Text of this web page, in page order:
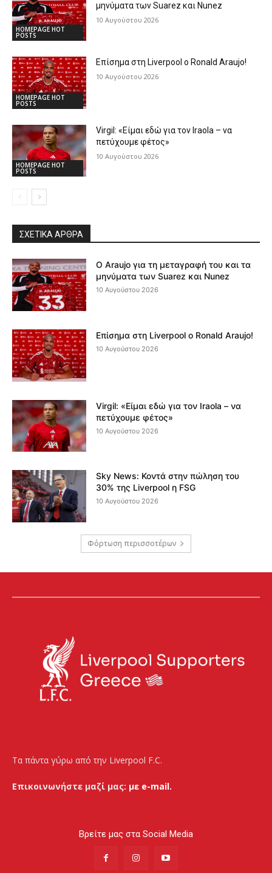
HOMEPAGE HOT
POSTS
μηνύματα των Suarez και Nunez
10 Αυγούστου 2026
HOMEPAGE HOT
POSTS
Επίσημα στη Liverpool ο Ronald Araujo!
10 Αυγούστου 2026
HOMEPAGE HOT
POSTS
Virgil: «Είμαι εδώ για τον Iraola – να
πετύχουμε φέτος»
10 Αυγούστου 2026
ΣΧΕΤΙΚΆ ΆΡΘΡΑ
Ο Araujo για τη μεταγραφή του και τα
μηνύματα των Suarez και Nunez
10 Αυγούστου 2026
Επίσημα στη Liverpool ο Ronald Araujo!
10 Αυγούστου 2026
Virgil: «Είμαι εδώ για τον Iraola – να
πετύχουμε φέτος»
10 Αυγούστου 2026
Sky News: Κοντά στην πώληση του
30% της Liverpool η FSG
10 Αυγούστου 2026
Φόρτωση περισσοτέρων
Τα πάντα γύρω από την Liverpool F.C.
Επικοινωνήστε μαζί μας: με e-mail.
Βρείτε μας στα Social Media